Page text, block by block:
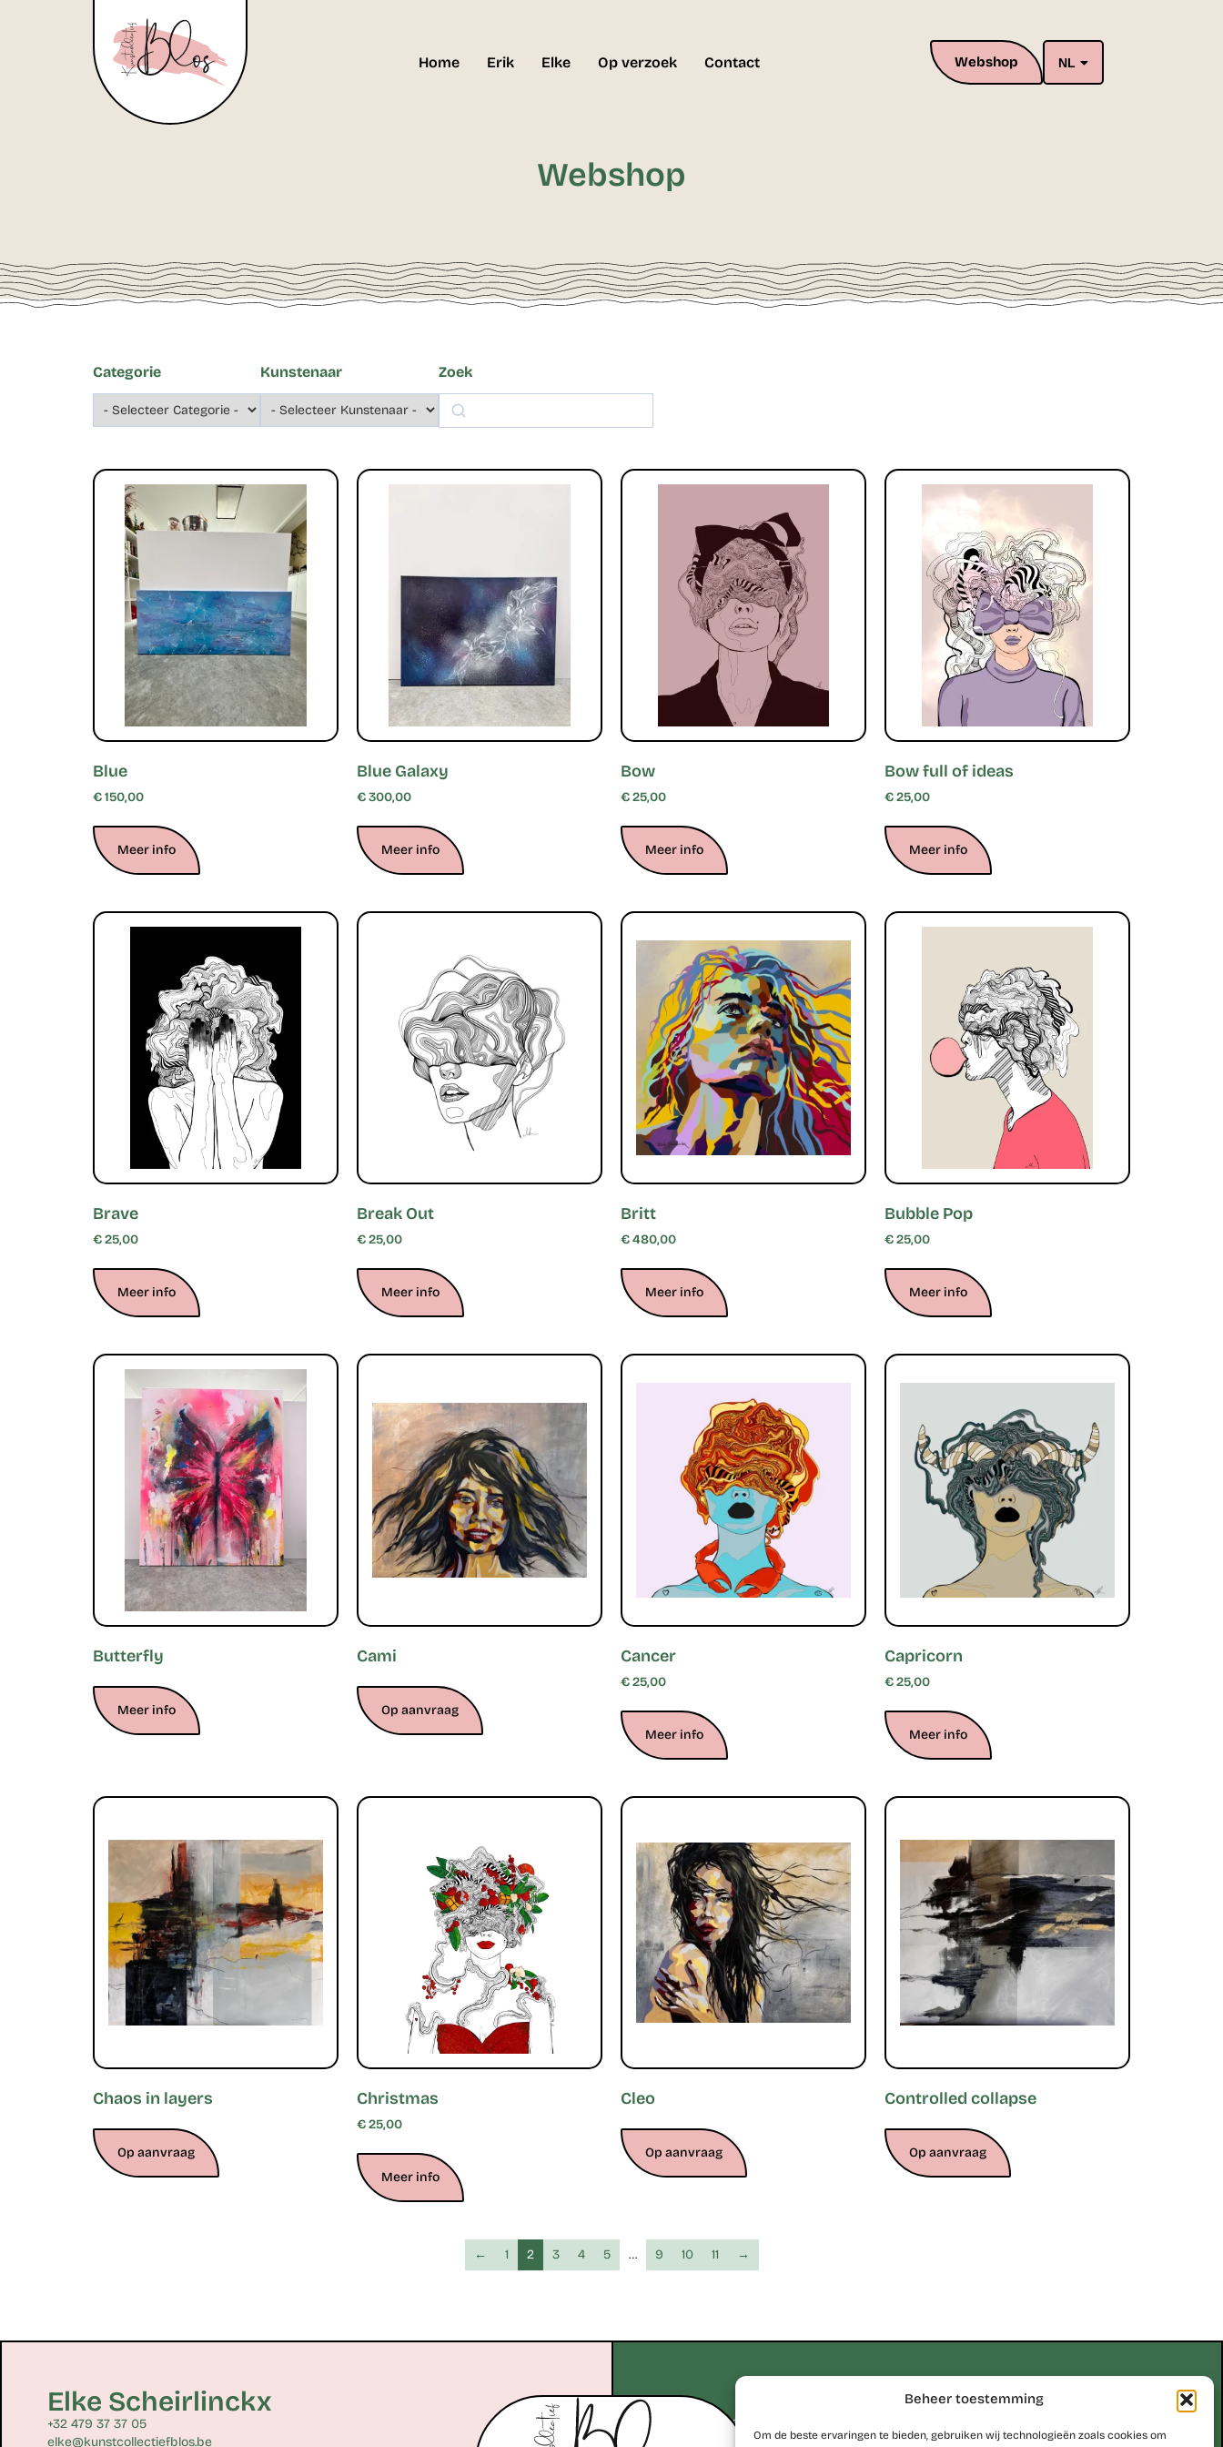
Beheer toestemming
Om de beste ervaringen te bieden, gebruiken wij technologieën zoals cookies om
Home Erik Elke Op verzoek Contact Webshop NL
Webshop
Categorie Kunstenaar Zoek
Blue
€150,00
Meer info
Blue Galaxy
€300,00
Meer info
Bow
€25,00
Meer info
Bow full of ideas
€25,00
Meer info
Brave
€25,00
Meer info
Break Out
€25,00
Meer info
Britt
€480,00
Meer info
Bubble Pop
€25,00
Meer info
Butterfly
Meer info
Cami
Op aanvraag
Cancer
€25,00
Meer info
Capricorn
€25,00
Meer info
Chaos in layers
Op aanvraag
Christmas
€25,00
Meer info
Cleo
Op aanvraag
Controlled collapse
Op aanvraag
← 1 2 3 4 5 … 9 10 11 →
Elke Scheirlinckx
+32 479 37 37 05
elke@kunstcollectiefblos.be
Erik Scheirlinckx
+32 477 77 28 06
erik@kunstcollectiefblos.be